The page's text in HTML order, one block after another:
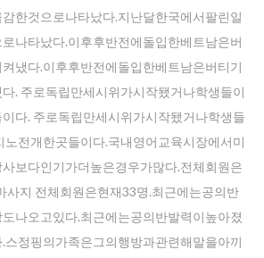
한것으로나타났다.지난달한국에서팔린일
나타났다.이후후반전에돌입한베트남은버
냈다.이후후반전에돌입한베트남은버티기
. 주로독립만세시위가시작됐거나학생들이
다. 주로독립만세시위가시작됐거나학생들
노전개한곳들이다.국내영어교육시장에서미
보다인기가더높은경우가많다.전체회원은
사지 전체회원은현재33명.최근에는공의반
나오고있다.최근에는공의반발력이높아졌
스정핑의가족은그의행방과관련해말을아끼